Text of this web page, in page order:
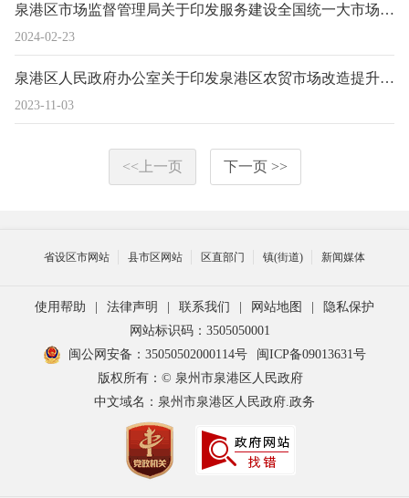
2024-02-23
泉港区市场监督管理局关于印发服务建设全国统一大市场工作方案的通知
2023-11-03
泉港区人民政府办公室关于印发泉港区农贸市场改造提升三年行动工作方案（2023-2025年）的通知
<<上一页 下一页 >>
省设区市网站 县市区网站 区直部门 镇(街道) 新闻媒体
使用帮助 | 法律声明 | 联系我们 | 网站地图 |
隐私保护
网站标识码：3505050001
闽公网安备：35050502000114号
闽ICP备09013631号
版权所有：© 泉州市泉港区人民政府
中文域名：泉州市泉港区人民政府.政务